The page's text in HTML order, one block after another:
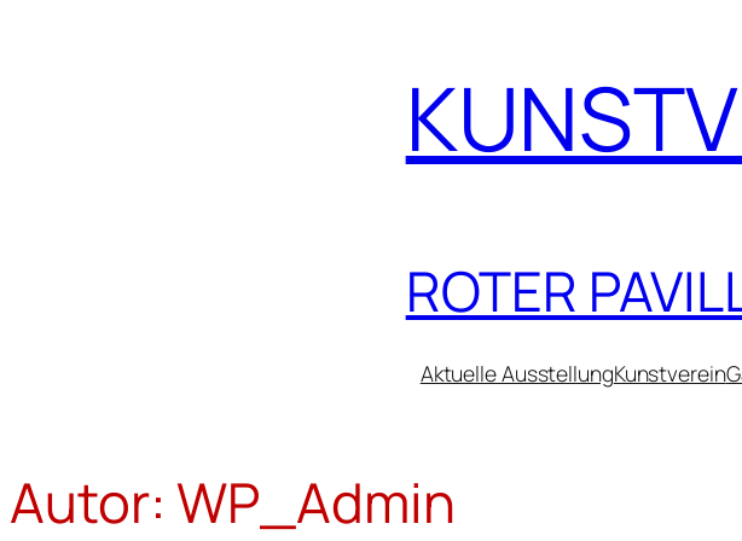
ROTER
Aktuelle AusstellungKunstverein
Autor:WP_Admin